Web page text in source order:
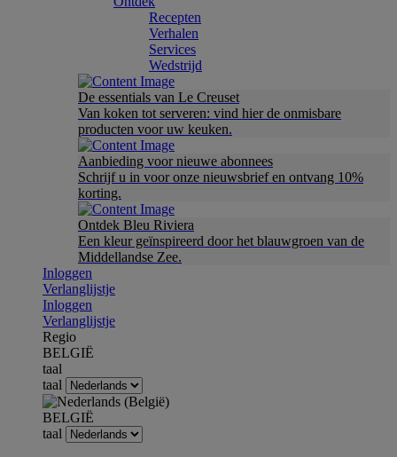
Recepten
Verhalen
Services
Wedstrijd
De essentials van Le Creuset
Van koken tot serveren: vind hier de onmisbare
producten voor uw keuken.
Aanbieding voor nieuwe abonnees
Schrijf u in voor onze nieuwsbrief en ontvang 10%
korting.
Ontdek Bleu Riviera
Een kleur geïnspireerd door het blauwgroen van de
Middellandse Zee.
Inloggen
Verlanglijstje
Inloggen
Verlanglijstje
Regio
BELGIË
taal
taal
BELGIË
taal